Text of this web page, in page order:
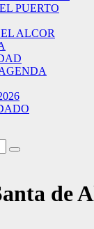
PUERTO
ALCOR
de